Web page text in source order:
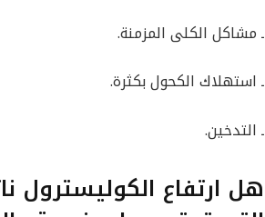
ـ مشاكل الكلى المزمنة.
ـ استهلاك الكحول بكثرة.
ـ التدخين.
هل ارتفاع الكوليسترول